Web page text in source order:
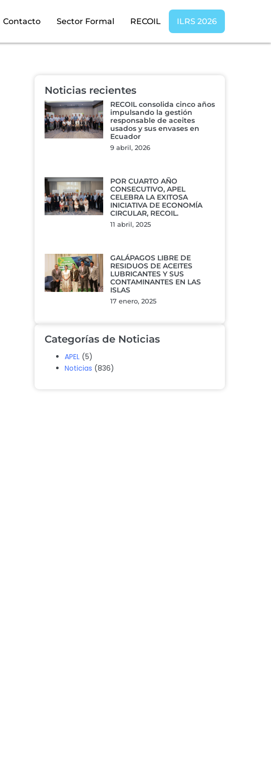
Contacto Sector Formal RECOIL ILRS 2026
Noticias recientes
RECOIL consolida cinco años
impulsando la gestión
responsable de aceites
usados y sus envases en
Ecuador
9 abril, 2026
POR CUARTO AÑO
CONSECUTIVO, APEL
CELEBRA LA EXITOSA
INICIATIVA DE ECONOMÍA
CIRCULAR, RECOIL.
11 abril, 2025
GALÁPAGOS LIBRE DE
RESIDUOS DE ACEITES
LUBRICANTES Y SUS
CONTAMINANTES EN LAS
ISLAS
17 enero, 2025
Categorías de Noticias
APEL (5)
Noticias (836)